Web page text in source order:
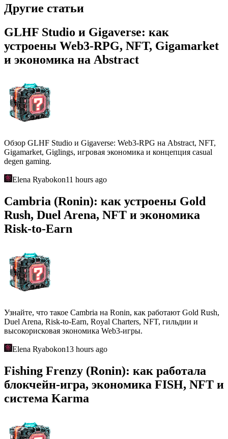
Другие статьи
GLHF Studio и Gigaverse: как
устроены Web3-RPG, NFT, Gigamarket
и экономика на Abstract
Обзор GLHF Studio и Gigaverse: Web3-RPG на Abstract, NFT,
Gigamarket, Giglings, игровая экономика и концепция casual
degen gaming.
Elena Ryabokon11 hours ago
Cambria (Ronin): как устроены Gold
Rush, Duel Arena, NFT и экономика
Risk-to-Earn
Узнайте, что такое Cambria на Ronin, как работают Gold Rush,
Duel Arena, Risk-to-Earn, Royal Charters, NFT, гильдии и
высокорисковая экономика Web3-игры.
Elena Ryabokon13 hours ago
Fishing Frenzy (Ronin): как работала
блокчейн-игра, экономика FISH, NFT и
система Karma